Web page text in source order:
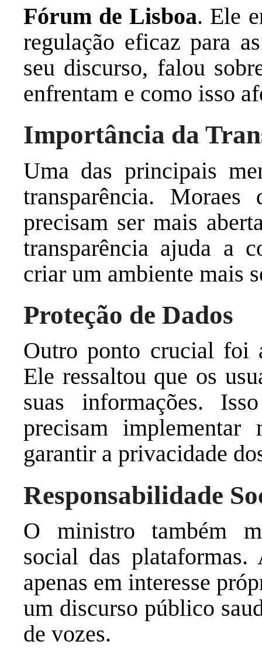
Fórum de Lisboa. Ele
regulação eficaz para
seu discurso, falou
enfrentam e como isso
Importância da
Uma das principais
transparência. Moraes
precisam ser mais
transparência ajuda a
criar um ambiente mais
Proteção de Dados
Outro ponto crucial foi
Ele ressaltou que os
suas informações.
precisam implementar
garantir a privacidade
Responsabilidade
O ministro também
social das
apenas em interesse
um discurso público
de vozes.